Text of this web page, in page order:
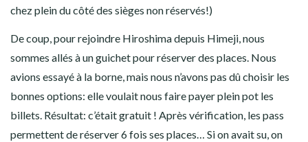
chez plein du côté des sièges non réservés!)
De coup, pour rejoindre Hiroshima depuis Himeji, nous
sommes allés à un guichet pour réserver des places. Nous
avions essayé à la borne, mais nous n’avons pas dû choisir les
bonnes options: elle voulait nous faire payer plein pot les
billets. Résultat: c’était gratuit ! Après vérification, les pass
permettent de réserver 6 fois ses places… Si on avait su, on